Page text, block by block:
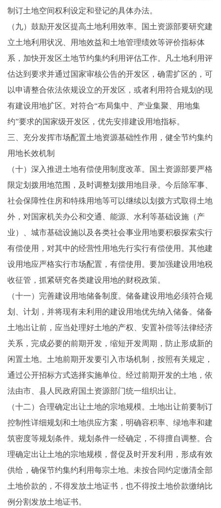
制订土地空间权利设定和登记的具体办法。
（九）鼓励开发区提高土地利用效率。国土资源部要研究建
立土地利用状况、用地效益和土地管理绩效等评价指标体
系，加快开发区土地节约集约利用评估工作。凡土地利用评
估达到要求并通过国家审核公告的开发区，确需扩区的，可
以申请整合依法依规设立的开发区，或者利用符合规划的现
有建设用地扩区。对符合“布局集中、产业集聚、用地集
约”要求的国家级开发区，优先安排建设用地指标。
三、充分发挥市场配置土地资源基础性作用，健全节约集约
用地长效机制
（十）深入推进土地有偿使用制度改革。国土资源部要严格
限定划拨用地范围，及时调整划拨用地目录。今后除军事、
社会保障性住房和特殊用地等可以继续以划拨方式取得土地
外，对国家机关办公和交通、能源、水利等基础设施（产
业）、城市基础设施以及各类社会事业用地要积极探索实行
有偿使用，对其中的经营性用地先行实行有偿使用。其他建
设用地应严格实行市场配置，有偿使用。要加强建设用地税
收征管，抓紧研究各类建设用地的财税政策。
（十一）完善建设用地储备制度。储备建设用地必须符合规
划、计划，并将现有未利用的建设用地优先纳入储备。储备
土地出让前，应当处理好土地的产权、安置补偿等法律经济
关系，完成必要的前期开发，缩短开发周期，防止形成新的
闲置土地。土地前期开发要引入市场机制，按照有关规定，
通过公开招标方式选择实施单位。经过前期开发的土地，依
法由市、县人民政府国土资源部门统一组织出让。
（十二）合理确定出让土地的宗地规模。土地出让前要制订
控制性详细规划和土地供应方案，明确容积率、绿地率和建
筑密度等规划条件。规划条件一经确定，不得擅自调整。合
理确定出让土地的宗地规模，督促及时开发利用，形成有效
供给，确保节约集约利用每宗土地。未按合同约定缴清全部
土地价款的，不得发放土地证书，也不得按土地价款缴纳比
例分割发放土地证书。